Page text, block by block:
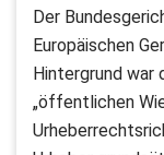
Der
Europäischen
Hintergrund war
„öffentlichen